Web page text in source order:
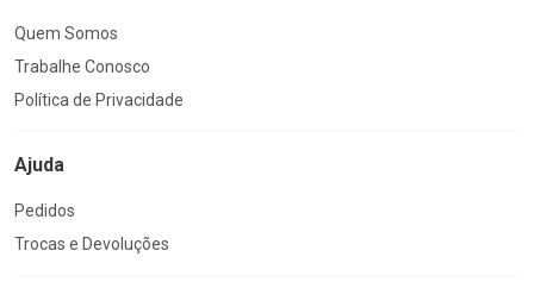
Quem Somos
Trabalhe Conosco
Política de Privacidade
Ajuda
Pedidos
Trocas e Devoluções